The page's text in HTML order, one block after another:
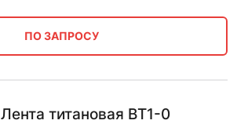
ПО ЗАПРОСУ
Лента титановая ВТ1-0